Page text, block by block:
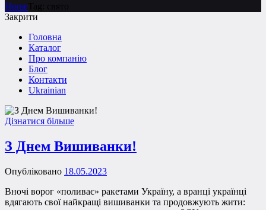
Home Tag: свято
Закрити
Головна
Каталог
Про компанію
Блог
Контакти
Ukrainian
Дізнатися більше
З Днем Вишиванки!
Опубліковано 18.05.2023
Вночі ворог «поливає» ракетами Україну, а вранці українці
вдягають свої найкращі вишиванки та продовжують жити: